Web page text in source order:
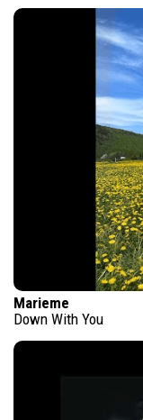
Marieme
Down With You